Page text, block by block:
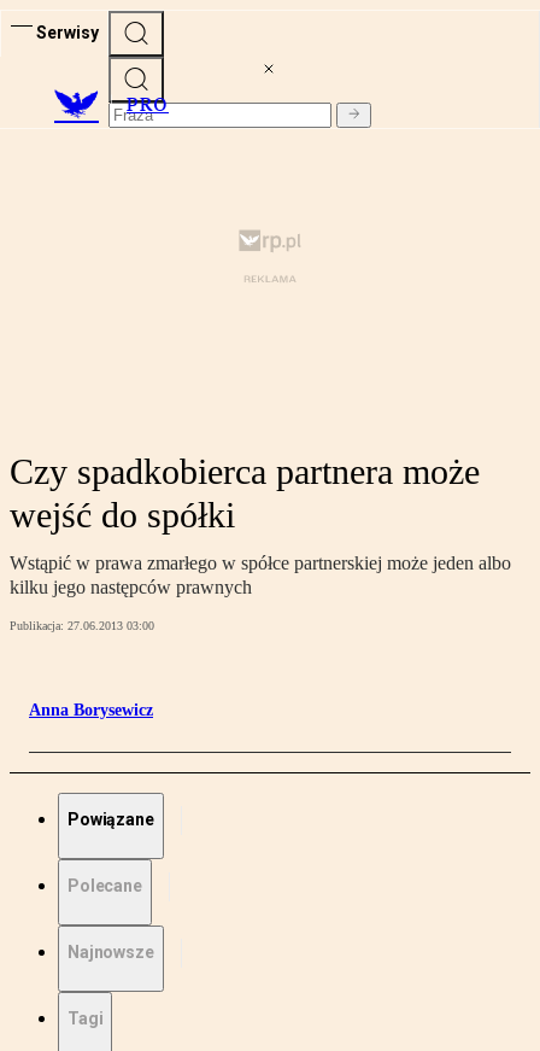
Serwisy
PRO
Czy spadkobierca partnera może
wejść do spółki
Wstąpić w prawa zmarłego w spółce partnerskiej może jeden albo
kilku jego następców prawnych
Publikacja: 27.06.2013 03:00
Anna Borysewicz
Powiązane
Polecane
Najnowsze
Tagi